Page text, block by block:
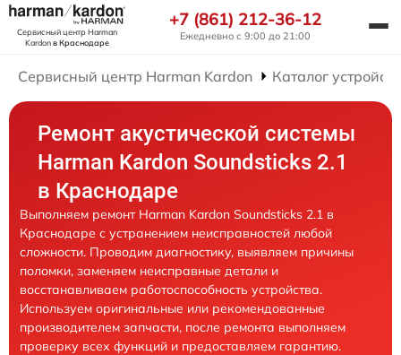
Сервисный центр Harman
Kardonв Краснодаре
+7 (861) 212-36-12
Ежедневно с 9:00 до 21:00
Сервисный центр Harman Kardon Каталог устройств
Ремонт акустической системы
Harman Kardon Soundsticks 2.1
в Краснодаре
Выполняем ремонт Harman Kardon Soundsticks 2.1 в
Краснодаре с устранением неисправностей любой
сложности. Проводим диагностику, выявляем причины
поломки, заменяем неисправные детали и
восстанавливаем работоспособность устройства.
Используем оригинальные или рекомендованные
производителем запчасти, после ремонта выполняем
проверку всех функций и предоставляем гарантию.